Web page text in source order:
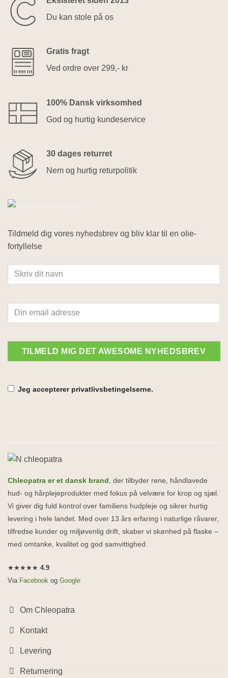
Du kan stole på os
Gratis fragt
Ved ordre over 299,- kr
100% Dansk virksomhed
God og hurtig kundeservice
30 dages returret
Nem og hurtig returpolitik
Tildmeld dig vores nyhedsbrev og bliv klar til en olie-
fortyllelse
TILMELD MIG DET AWESOME NYHEDSBREV
Jeg accepterer privatlivsbetingelserne.
Chleopatra er et dansk brand
, der tilbyder rene, håndlavede
hud- og hårplejeprodukter med fokus på velvære for krop og sjæl.
Vi giver dig fuld kontrol over familiens hudpleje og sikrer hurtig
levering i hele landet. Med over 13 års erfaring i naturlige råvarer,
tilfredse kunder og miljøvenlig drift, skaber vi skønhed på flaske –
med omtanke, kvalitet og god samvittighed.
★★★★★ 4.9
Via Facebook og Google
Om Chleopatra
Kontakt
Levering
Returnering